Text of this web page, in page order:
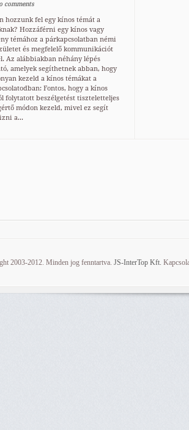
comments
hozzunk fel egy kínos témát a
Hozzáférni egy kínos vagy
témához a párkapcsolatban némi
és megfelelő kommunikációt
Az alábbiakban néhány lépés
amelyek segíthetnek abban, hogy
kezeld a kínos témákat a
Fontos, hogy a kínos
folytatott beszélgetést tiszteletteljes
módon kezeld, mivel ez segít
a...
2003-2012. Minden jog fenntartva. JS-InterTop Kft.